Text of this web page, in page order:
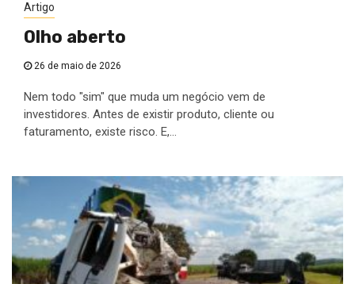
Artigo
Olho aberto
26 de maio de 2026
Nem todo "sim" que muda um negócio vem de
investidores. Antes de existir produto, cliente ou
faturamento, existe risco. E,...